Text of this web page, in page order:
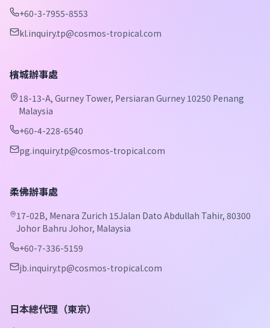
+60-3-7955-8553
kl.inquiry.tp@cosmos-tropical.com
檳城辦事處
18-13-A, Gurney Tower, Persiaran Gurney 10250 Penang
Malaysia
+60-4-228-6540
pg.inquiry.tp@cosmos-tropical.com
柔佛辦事處
17-02B, Menara Zurich 15Jalan Dato Abdullah Tahir, 80300
Johor Bahru Johor, Malaysia
+60-7-336-5159
jb.inquiry.tp@cosmos-tropical.com
日本總代理（東京）